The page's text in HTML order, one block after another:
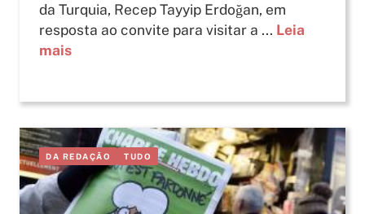
da Turquia, Recep Tayyip Erdoğan, em
resposta ao convite para visitar a ... Leia
mais
DA REDAÇÃO TUDO